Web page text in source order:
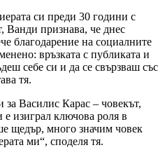
си преди 30 години с
Ванди признава, че днес
благодарение на социалните
връзката с публиката и
себе си и да се свързваш със
тя.
за Василис Карас – човекът,
изиграл ключова роля в
щедър, много значим човек
ми“, споделя тя.